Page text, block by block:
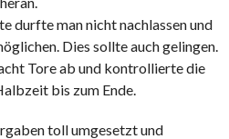
durfte man nicht nachlassen und
Dies sollte auch gelingen.
Tore ab und kontrollierte die
bis zum Ende.
toll umgesetzt und